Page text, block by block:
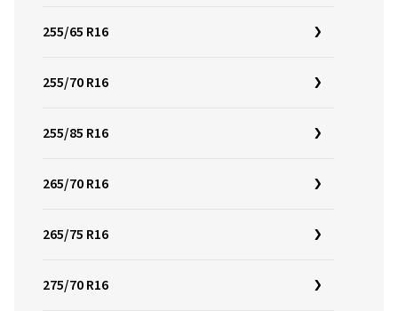
255/65 R16
255/70 R16
255/85 R16
265/70 R16
265/75 R16
275/70 R16